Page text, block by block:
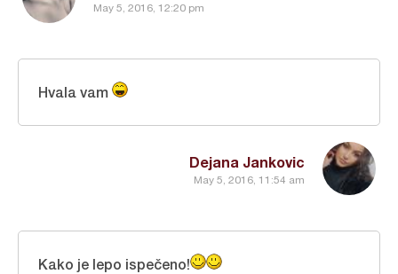
May 5, 2016, 12:20 pm
Dejana Jankovic
May 5, 2016, 11:54 am
Hvala vam
Kako je lepo ispečeno!